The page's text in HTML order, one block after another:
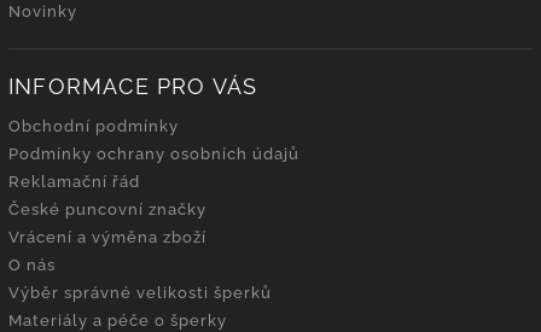
Novinky
INFORMACE PRO VÁS
Obchodní podmínky
Podmínky ochrany osobních údajů
Reklamační řád
České puncovní značky
Vrácení a výměna zboží
O nás
Výběr správné velikosti šperků
Materiály a péče o šperky